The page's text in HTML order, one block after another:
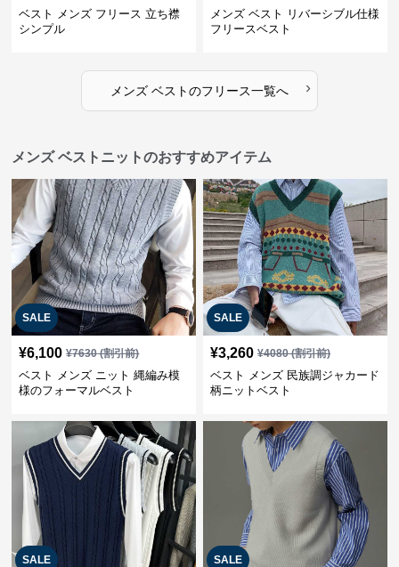
ベスト メンズ フリース 立ち襟
シンプル
メンズ ベスト リバーシブル仕様
フリースベスト
メンズ ベストのフリース一覧へ ›
メンズ ベストニットのおすすめアイテム
SALE
¥6,100 ¥7630(割引前)
ベスト メンズ ニット 縄編み模
様のフォーマルベスト
SALE
¥3,260 ¥4080(割引前)
ベスト メンズ 民族調ジャカード
柄ニットベスト
SALE SALE